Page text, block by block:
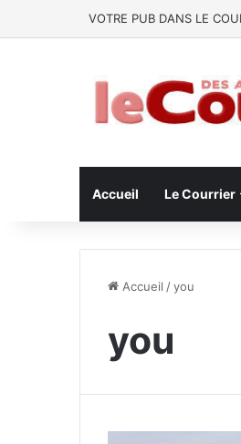
VOTRE PUB DANS LE
Accueil Le Courrier
Accueil /you
you